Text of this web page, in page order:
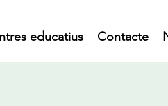
educatius Contacte